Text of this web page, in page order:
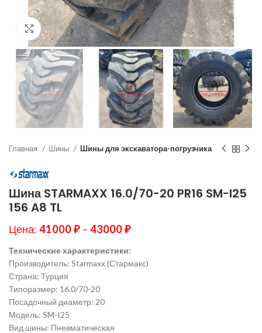
Нажмите, чтобы увеличить
Главная Шины Шины для экскаватора-погрузчика
Шина STARMAXX 16.0/70-20 PR16 SM-I25
156 A8 TL
Цена: 41000₽ – 43000₽
Технические характеристики:
Производитель: Starmaxx (Стармакс)
Страна: Турция
Типоразмер: 16.0/70-20
Посадочный диаметр: 20
Модель: SM-I25
Вид шины: Пневматическая